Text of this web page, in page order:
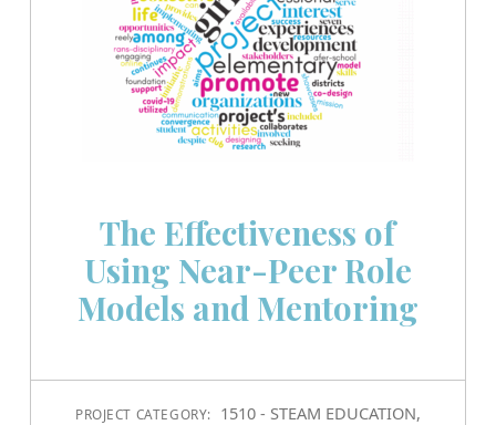
The Effectiveness of
Using Near-Peer Role
Models and Mentoring
PROJECT CATEGORY: 1510 - STEAM EDUCATION,